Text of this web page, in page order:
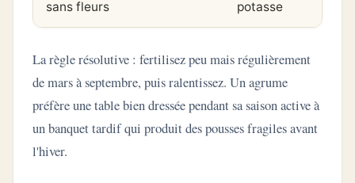
sans fleurs
potasse
La règle résolutive : fertilisez peu mais régulièrement
de mars à septembre, puis ralentissez. Un agrume
préfère une table bien dressée pendant sa saison active à
un banquet tardif qui produit des pousses fragiles avant
l'hiver.